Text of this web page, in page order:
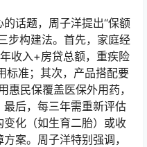
话题，周子洋提出“保额
步构建法。首先，家庭经
收入+房贷总额，重疾险
标准；其次，产品搭配要
惠民保覆盖医保外用药，
后，每三年需重新评估
化（如生育二胎）或收
案。周子洋特别强调，